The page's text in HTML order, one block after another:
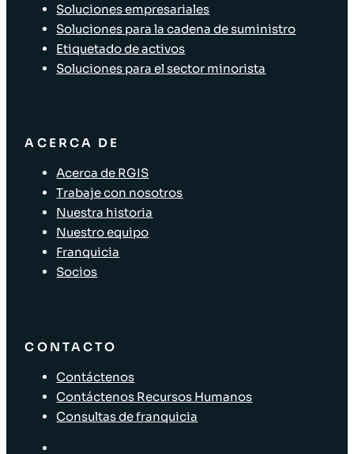
Soluciones empresariales
Soluciones para la cadena de suministro
Etiquetado de activos
Soluciones para el sector minorista
ACERCA DE
Acerca de RGIS
Trabaje con nosotros
Nuestra historia
Nuestro equipo
Franquicia
Socios
CONTACTO
Contáctenos
Contáctenos Recursos Humanos
Consultas de franquicia